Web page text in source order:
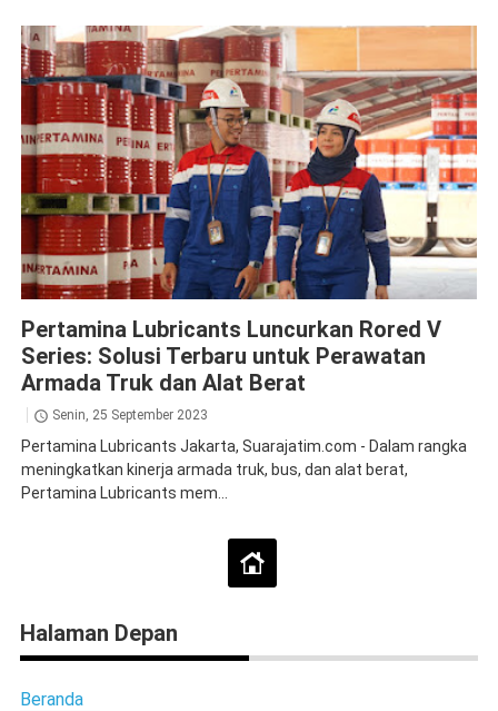
Pertamina Lubricants Luncurkan Rored V
Series: Solusi Terbaru untuk Perawatan
Armada Truk dan Alat Berat
Senin, 25 September 2023
Pertamina Lubricants Jakarta, Suarajatim.com - Dalam rangka
meningkatkan kinerja armada truk, bus, dan alat berat,
Pertamina Lubricants mem...
Halaman Depan
Beranda